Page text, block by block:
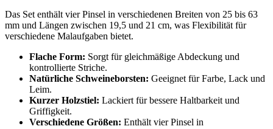
Das Set enthält vier Pinsel in verschiedenen Breiten von 25 bis 63
mm und Längen zwischen 19,5 und 21 cm, was Flexibilität für
verschiedene Malaufgaben bietet.
Flache Form: Sorgt für gleichmäßige Abdeckung und
kontrollierte Striche.
Natürliche Schweineborsten: Geeignet für Farbe, Lack und
Leim.
Kurzer Holzstiel: Lackiert für bessere Haltbarkeit und
Griffigkeit.
Verschiedene Größen: Enthält vier Pinsel in